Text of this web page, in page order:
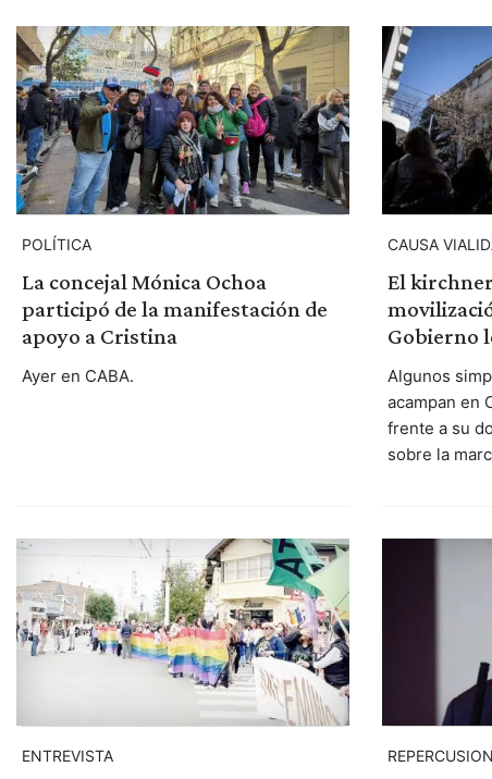
POLÍTICA
La concejal Mónica Ochoa
participó de la manifestación de
apoyo a Cristina
Ayer en CABA.
CAUSA
El
Gobierno
Algunos
acampan en
frente a su
sobre la
ENTREVISTA